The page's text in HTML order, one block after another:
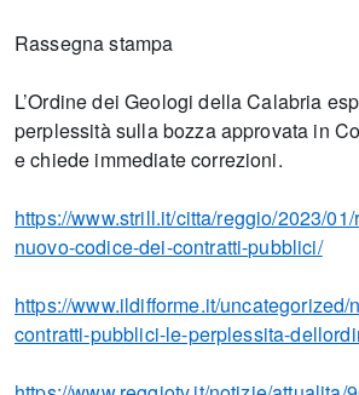
Rassegna stampa
L’Ordine dei Geologi della Calabria
perplessità sulla bozza approvata in
e chiede immediate correzioni.
https://www.strill.it/citta/reggio/2023/
nuovo-codice-dei-contratti-pubblici/
https://www.ildifforme.it/
contratti-pubblici-le-perplessita-